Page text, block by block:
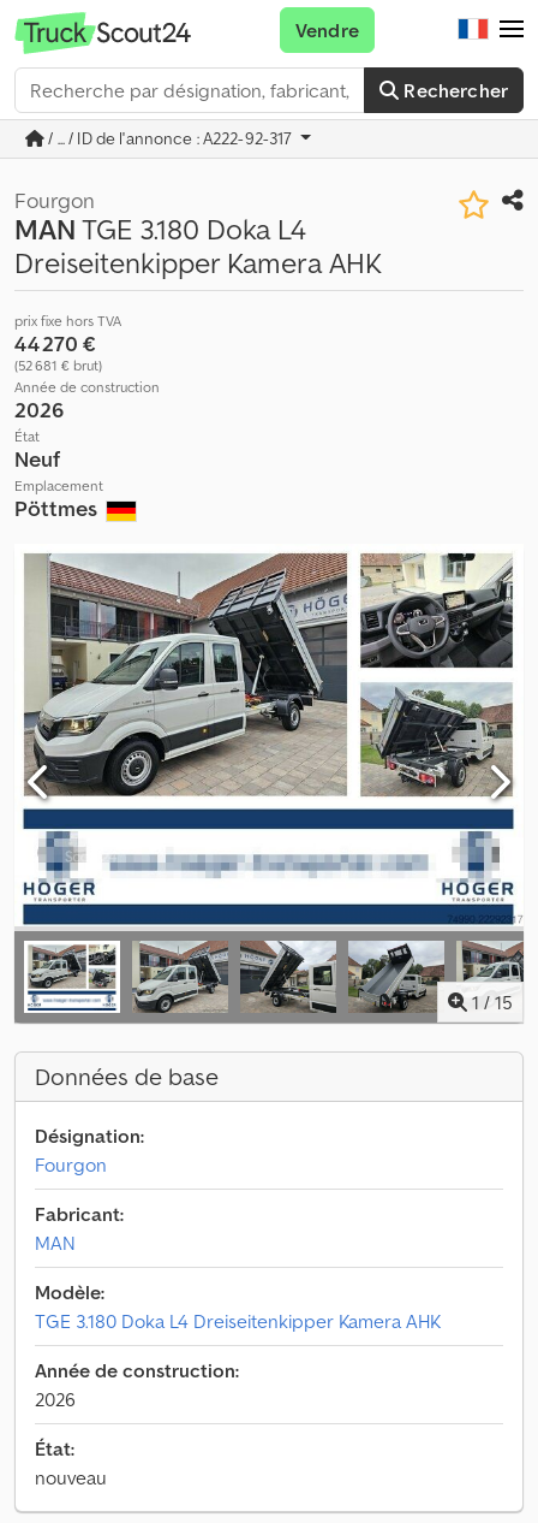
Rechercher
Vendre
/ ... / ID de l'annonce : A222-92-317
Fourgon
MANTGE 3.180 Doka L4
Dreiseitenkipper Kamera AHK
prix fixe hors TVA
44 270 €
(52 681 € brut)
Année de construction
2026
État
Neuf
Emplacement
Pöttmes
1 / 15
Données de base
Désignation:
Fourgon
Fabricant:
MAN
Modèle:
TGE 3.180 Doka L4 Dreiseitenkipper Kamera AHK
Année de construction:
2026
État:
nouveau